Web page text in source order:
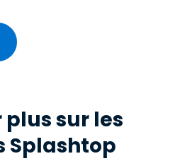
plus sur les
Splashtop